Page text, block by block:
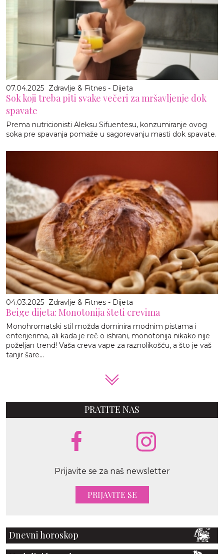
07.04.2025 Zdravlje & Fitnes - Dijeta
Sok koji treba piti svake večeri za mršavljenje dok
spavate
Prema nutricionisti Aleksu Sifuentesu, konzumiranje ovog
soka pre spavanja pomaže u sagorevanju masti dok spavate.
04.03.2025 Zdravlje & Fitnes - Dijeta
Beige dijeta: Monotonija šteti crevima
Monohromatski stil možda dominira modnim pistama i
enterijerima, ali kada je reč o ishrani, monotonija nikako nije
poželjan trend! Vaša creva vape za raznolikošću, a što je vaš
tanjir šare...
PRATITE NAS
Prijavite se za naš newsletter
PRIJAVITE SE
Dnevni horoskop